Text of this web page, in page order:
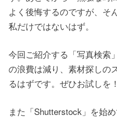
よく後悔するのですが、そ
私だけではないはず。
今回ご紹介する「写真検索
の浪費は減り、素材探しの
るはずです。ぜひお試しを！
また「Shutterstock」を始